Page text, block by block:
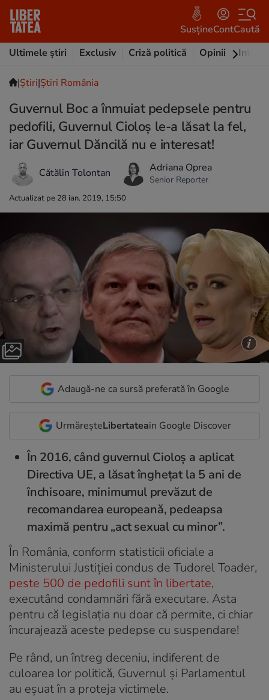
SusțineContCaută
Ultimele știri
Exclusiv Criză politică Opinii
|Ştiri|Știri România
Guvernul Boc a înmuiat pedepsele pentru
pedofili, Guvernul Cioloș le-a lăsat la fel,
iar Guvernul Dăncilă nu e interesat!
Cătălin Tolontan Adriana Oprea
Senior Reporter
Actualizat pe 28 ian. 2019, 15:50
Adaugă-ne ca sursă preferată în Google
UrmăreșteLibertateain Google Discover
În 2016, când guvernul Cioloș a aplicat
Directiva UE, a lăsat înghețat la 5 ani de
închisoare, minimumul prevăzut de
recomandarea europeană, pedeapsa
maximă pentru „act sexual cu minor”.
În România, conform statisticii oficiale a
Ministerului Justiției condus de Tudorel Toader,
peste 500 de pedofili sunt în libertate,
executând condamnări fără executare. Asta
pentru că legislația nu doar că permite, ci chiar
încurajează aceste pedepse cu suspendare!
Pe rând, un întreg deceniu, indiferent de
culoarea lor politică, Guvernul și Parlamentul
au eșuat în a proteja victimele.